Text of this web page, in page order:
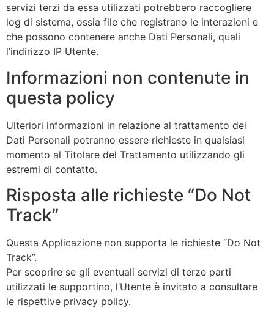
servizi terzi da essa utilizzati potrebbero raccogliere
log di sistema, ossia file che registrano le interazioni e
che possono contenere anche Dati Personali, quali
l’indirizzo IP Utente.
Informazioni non contenute in
questa policy
Ulteriori informazioni in relazione al trattamento dei
Dati Personali potranno essere richieste in qualsiasi
momento al Titolare del Trattamento utilizzando gli
estremi di contatto.
Risposta alle richieste “Do Not
Track”
Questa Applicazione non supporta le richieste “Do Not
Track”.
Per scoprire se gli eventuali servizi di terze parti
utilizzati le supportino, l’Utente è invitato a consultare
le rispettive privacy policy.